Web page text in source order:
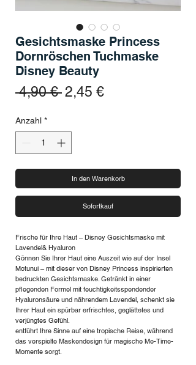
Gesichtsmaske Princess
Dornröschen Tuchmaske
Disney Beauty
4,90 € Standardpreis
2,45 €Sale-Preis
Anzahl *
In den Warenkorb
Sofortkauf
Frische für Ihre Haut – Disney Gesichtsmaske mit
Lavendel& Hyaluron
Gönnen Sie Ihrer Haut eine Auszeit wie auf der Insel
Motunui – mit dieser von Disney Princess inspirierten
bedruckten Gesichtsmaske. Getränkt in einer
pflegenden Formel mit feuchtigkeitsspendender
Hyaluronsäure und nährendem Lavendel, schenkt sie
Ihrer Haut ein spürbar erfrischtes, geglättetes und
verjüngtes Gefühl.
entführt Ihre Sinne auf eine tropische Reise, während
das verspielte Maskendesign für magische Me-Time-
Momente sorgt.